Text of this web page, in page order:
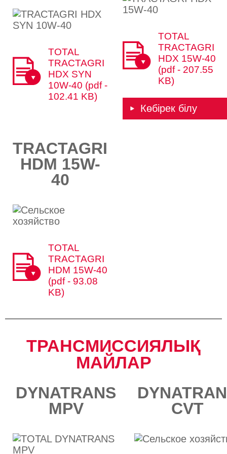
TOTAL
TRACTAGRI
HDХ SYN
10W-40 (pdf -
102.41 KB)
TOTAL
TRACTAGRI
HDХ 15W-40
(pdf - 207.55
KB)
Көбірек білу
TRACTAGRI
HDM 15W-
40
TOTAL
TRACTAGRI
HDM 15W-40
(pdf - 93.08
KB)
ТРАНСМИССИЯЛЫҚ
МАЙЛАР​​
DYNATRANS
MPV
CVT​​